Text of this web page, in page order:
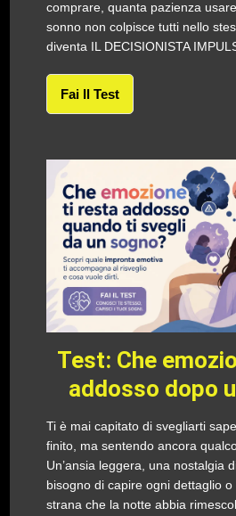
comprare, quanta pazienza
sonno non colpisce tutti nello
diventa IL DECISIONISTA
Fai Il Test
Test: Che
addosso dopo
Ti è mai capitato di svegliarti
finito, ma sentendo ancora
Un’ansia leggera, una nostalgia
bisogno di capire ogni dettaglio
strana che la notte abbia